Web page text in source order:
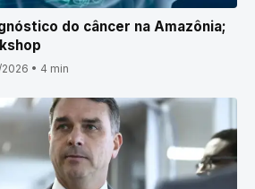
do câncer na Amazônia;
• 4 min